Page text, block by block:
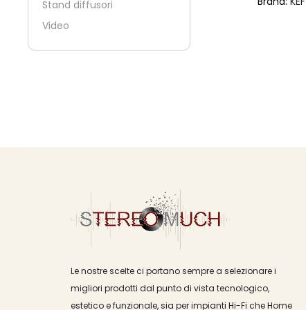
Stand diffusori
Video
Le nostre scelte ci portano sempre a selezionare i
migliori prodotti dal punto di vista tecnologico,
estetico e funzionale, sia per impianti Hi-Fi che Home